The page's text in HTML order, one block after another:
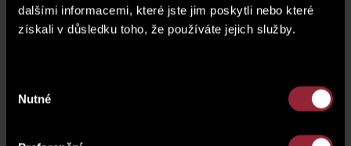
dalšími informacemi, které jste jim poskytli nebo které
získali v důsledku toho, že používáte jejich služby.
souhlasu
Nutné